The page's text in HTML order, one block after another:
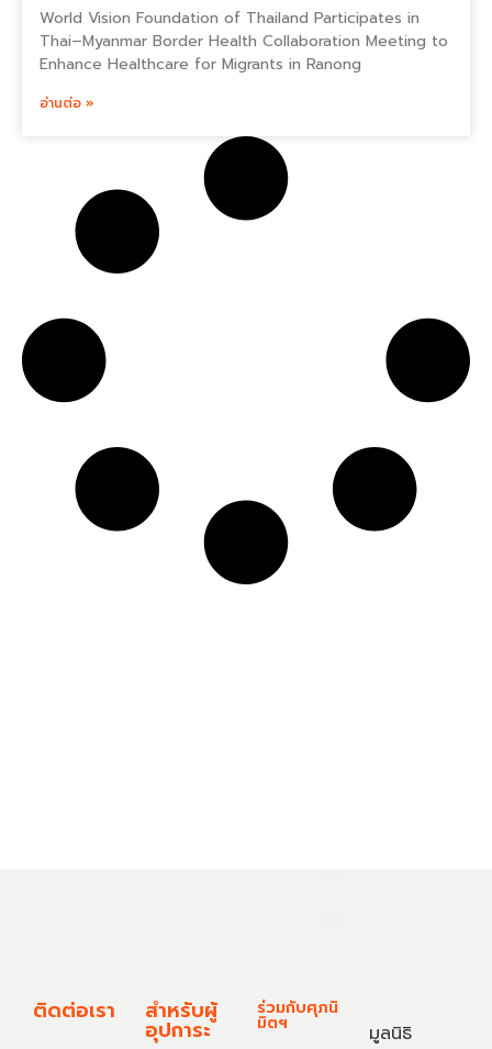
World Vision Foundation of Thailand Participates in
Thai–Myanmar Border Health Collaboration Meeting to
Enhance Healthcare for Migrants in Ranong
อ่านต่อ »
ติดต่อเรา สำหรับผู้
อุปการะ
ร่วมกับศุภนิ
มิตฯ
มูลนิธิ